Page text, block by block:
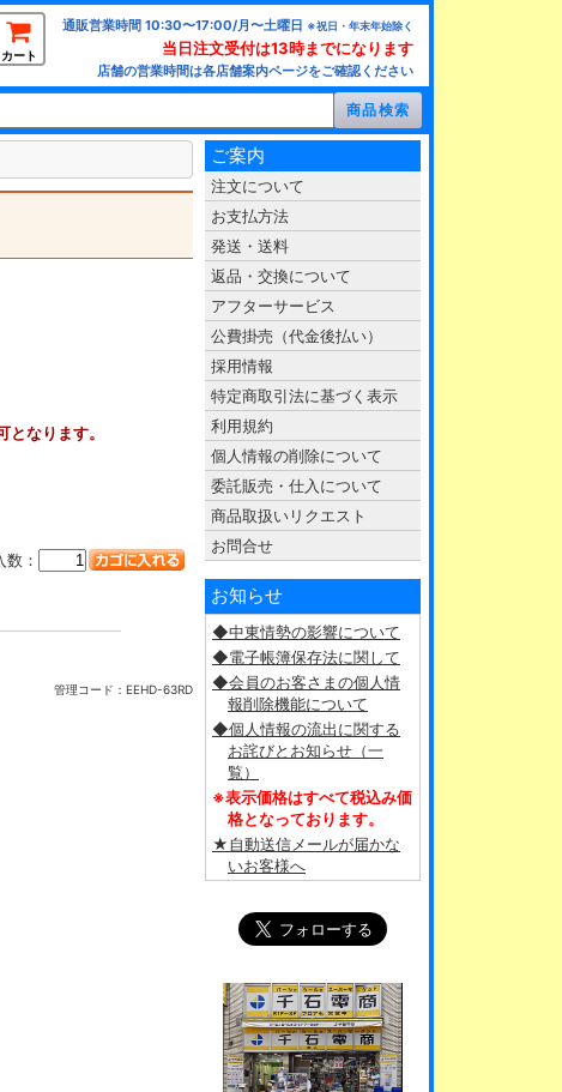
カート
通販営業時間 10:30〜17:00/月〜土曜日 ※祝日・年末年始除く
当日注文受付は13時までになります
店舗の営業時間は各店舗案内ページをご確認ください
なります。
数：
管理コード： EEHD-63RD
ご案内
注文について
お支払方法
発送・送料
返品・交換について
アフターサービス
公費掛売（代金後払い）
採用情報
特定商取引法に基づく表示
利用規約
個人情報の削除について
委託販売・仕入について
商品取扱いリクエスト
お問合せ
お知らせ
◆中東情勢の影響について
◆電子帳簿保存法に関して
◆会員のお客さまの個人情
報削除機能について
◆個人情報の流出に関する
お詫びとお知らせ（一
覧）
※表示価格はすべて税込み価
格となっております。
★自動送信メールが届かな
いお客様へ